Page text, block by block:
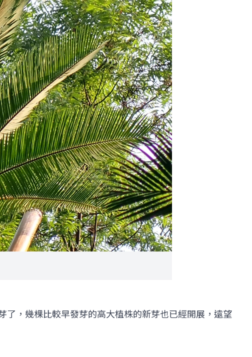
，幾棵比較早發芽的高大植株的新芽也已經開展，遠望